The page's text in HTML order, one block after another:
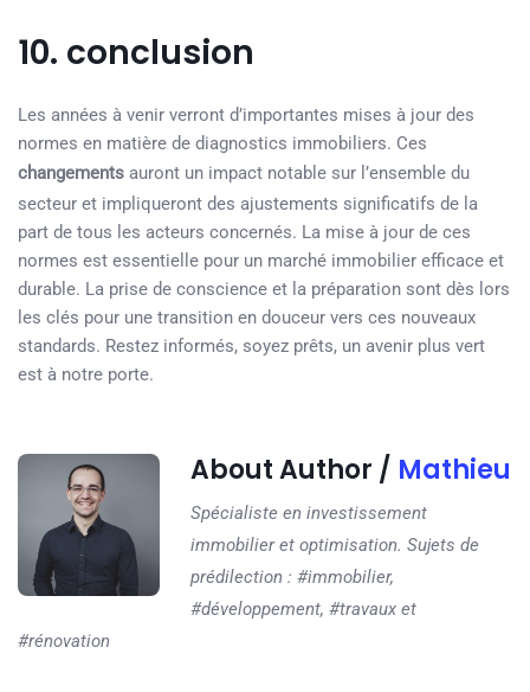
10. conclusion
Les années à venir verront d’importantes mises à jour des
normes en matière de diagnostics immobiliers. Ces
changements auront un impact notable sur l’ensemble du
secteur et impliqueront des ajustements significatifs de la
part de tous les acteurs concernés. La mise à jour de ces
normes est essentielle pour un marché immobilier efficace et
durable. La prise de conscience et la préparation sont dès lors
les clés pour une transition en douceur vers ces nouveaux
standards. Restez informés, soyez prêts, un avenir plus vert
est à notre porte.
About Author / Mathieu
Spécialiste en investissement
immobilier et optimisation. Sujets de
prédilection : #immobilier,
#développement, #travaux et
#rénovation